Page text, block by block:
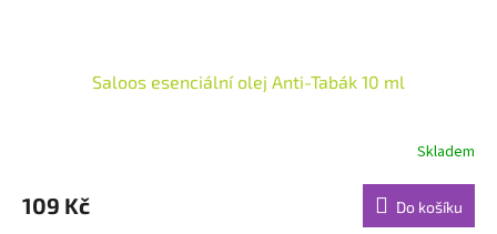
Saloos esenciální olej Anti-Tabák 10 ml
produktu
je
Skladem
109 Kč Do košíku